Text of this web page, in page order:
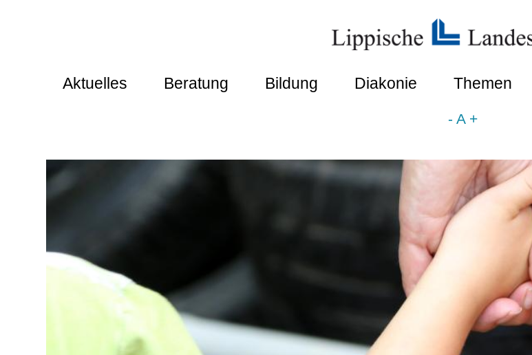
Aktuelles Beratung Bildung Diakonie Themen
- A +